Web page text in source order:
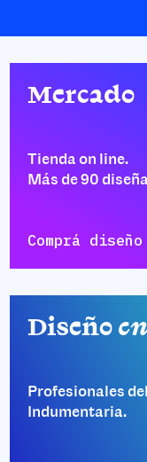
Mercado
Tienda on line.
Más de 90
Comprá
Diseño
Profesionales
Indumentaria.